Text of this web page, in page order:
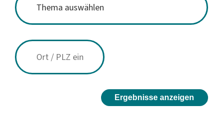
Ergebnisse anzeigen